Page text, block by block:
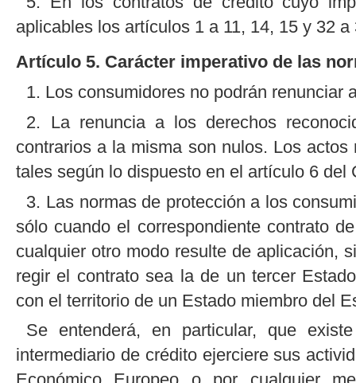
aplicables los artículos 1 a 11, 14, 15 y 32 a
Artículo 5. Carácter imperativo de las
1. Los consumidores no podrán renunciar
2. La renuncia a los derechos
contrarios a la misma son nulos. Los
tales según lo dispuesto en el artículo 6 del
3. Las normas de protección a los
sólo cuando el correspondiente contrato
cualquier otro modo resulte de aplicación,
regir el contrato sea la de un tercer
con el territorio de un Estado miembro del
Se entenderá, en particular, que
intermediario de crédito ejerciere sus